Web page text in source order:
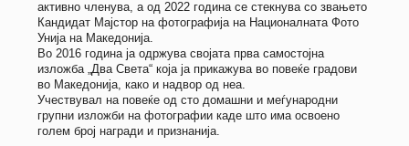
активно членува, а од 2022 година се стекнува со звањето
Кандидат Мајстор на фотографија на Националната Фото
Унија на Македонија.
Во 2016 година ја одржува својата прва самостојна
изложба „Два Света“ која ја прикажува во повеќе градови
во Македонија, како и надвор од неа.
Учествувал на повеќе од сто домашни и меѓународни
групни изложби на фотографии каде што има освоено
голем број награди и признанија.